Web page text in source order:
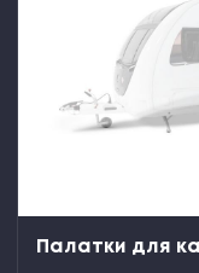
Палатки для